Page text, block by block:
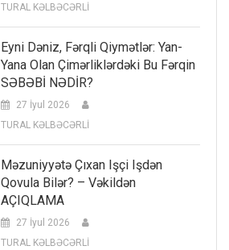
TURAL KƏLBƏCƏRLİ
Eyni Dəniz, Fərqli Qiymətlər: Yan-
Yana Olan Çimərliklərdəki Bu Fərqin
SƏBƏBİ NƏDİR?
27 İyul 2026
TURAL KƏLBƏCƏRLİ
Məzuniyyətə Çıxan Işçi Işdən
Qovula Bilər? – Vəkildən
AÇIQLAMA
27 İyul 2026
TURAL KƏLBƏCƏRLİ